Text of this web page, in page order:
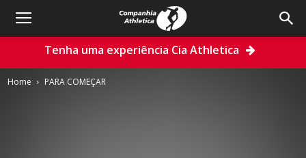
Tenha uma experiência Cia Athletica
Home PARA COMEÇAR